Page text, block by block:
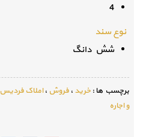
4
نوع سند
شش دانگ
برچسب ها :خرید ،فروش ،املاک فردیس
و اجاره